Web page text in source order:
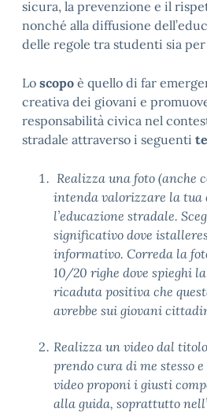
sicura, la prevenzione e il
nonché alla diffusione
delle regole tra studenti sia
Lo scopo è quello di far
creativa dei giovani e
responsabilità civica nel
stradale attraverso i seguenti
Realizza una foto (anche
intenda valorizzare la tua
l’educazione stradale.
significativo dove
informativo. Correda la
10/20 righe dove spieghi
ricaduta positiva che
avrebbe sui giovani
Realizza un video dal titolo
prendo cura di me stesso
video proponi i giusti
alla guida, soprattutto